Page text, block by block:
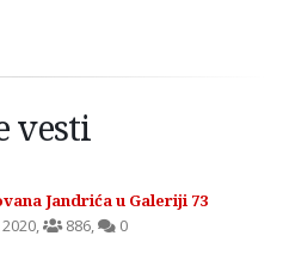
vesti
Jandrića u Galeriji 73
, 886, 0